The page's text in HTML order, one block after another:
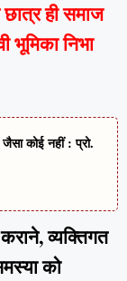
ही समाज
भूमिका निभा
कोई नहीं : प्रो.
व्यक्तिगत
को